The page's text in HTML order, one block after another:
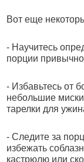
Вот еще
- Научитесь
порции
- Избавьтесь от
небольшие
тарелки для
- Следите за
избежать
кастрюлю или